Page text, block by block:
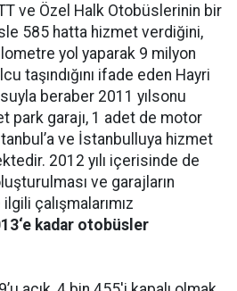
ve Özel Halk Otobüslerinin bir
585 hatta hizmet verdiğini,
yol yaparak 9 milyon
taşındığını ifade eden Hayri
beraber 2011 yılsonu
park garajı, 1 adet de motor
ve İstanbulluya hizmet
2012 yılı içerisinde de
ve garajların
çalışmalarımız
kadar otobüsler